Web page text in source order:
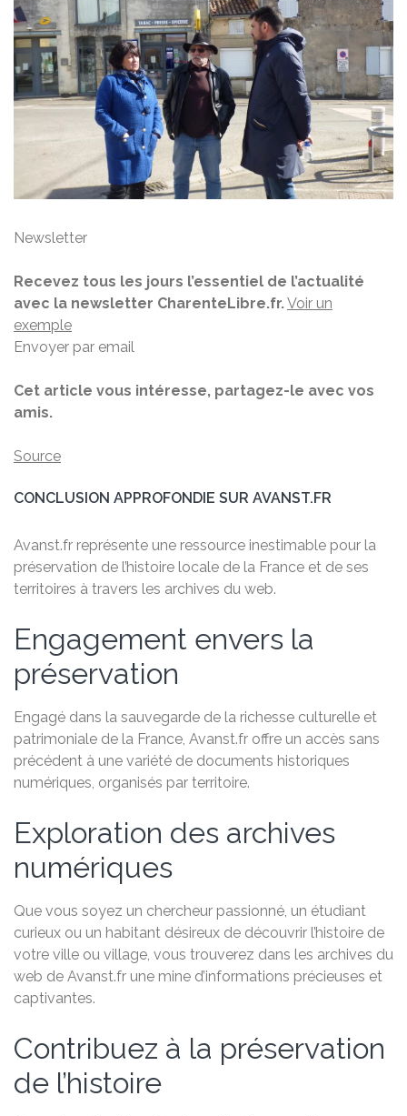
Newsletter
Recevez tous les jours l’essentiel de l’actualité
avec la newsletter CharenteLibre.fr.Voir un
exemple
Envoyer par email
Cet article vous intéresse, partagez-le avec vos
amis.
Source
CONCLUSION APPROFONDIE SUR AVANST.FR
Avanst.fr représente une ressource inestimable pour la
préservation de l’histoire locale de la France et de ses
territoires à travers les archives du web.
Engagement envers la
préservation
Engagé dans la sauvegarde de la richesse culturelle et
patrimoniale de la France, Avanst.fr offre un accès sans
précédent à une variété de documents historiques
numériques, organisés par territoire.
Exploration des archives
numériques
Que vous soyez un chercheur passionné, un étudiant
curieux ou un habitant désireux de découvrir l’histoire de
votre ville ou village, vous trouverez dans les archives du
web de Avanst.fr une mine d’informations précieuses et
captivantes.
Contribuez à la préservation
de l’histoire